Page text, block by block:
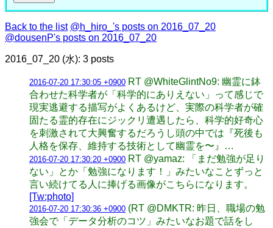
Back to the list @h_hiro_'s posts on 2016_07_20
@dousenP's posts on 2016_07_20
2016_07_20 (水): 3 posts
2016-07-20 17:30:05 +0900 RT @WhiteGlintNo9: 幽霊に鉢
合わせた科学者が「科学的にありえない」って感じで
現実逃避する描写がよくあるけど、実際の科学者が確
固たる霊的存在にジックリ遭遇したら、科学的好奇心
を刺激されて大興奮するだろうし頭の中では『死後も
人格を保存、維持する技術として幽霊を〜』…
2016-07-20 17:30:20 +0900 RT @yamaz: 「まだ勉強が足り
ない」とか「勉強になります！」みたいなことずっと
言い続けてる人に捧げる画像がこちらになります。
[Tw:photo]
2016-07-20 17:30:36 +0900 (RT @DMKTR: 昨日、職場の勉
強会で「データ分析のコツ」みたいなお題で話をし